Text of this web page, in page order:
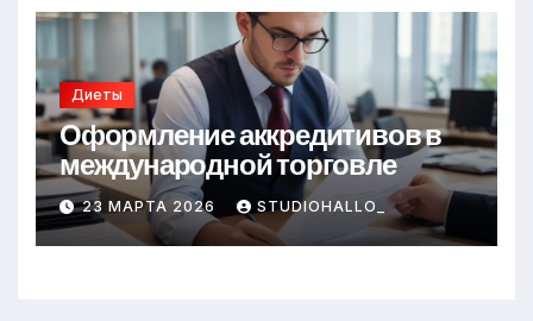
Диеты
Оформление аккредитивов в
международной торговле
23 МАРТА 2026 STUDIOHALLO_